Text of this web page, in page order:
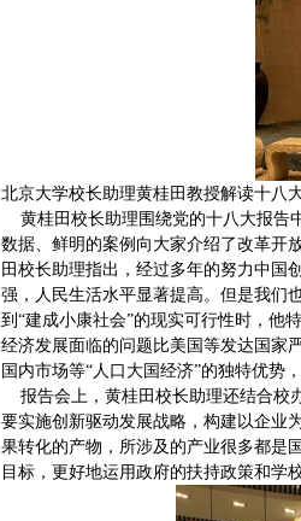
北京大学校长助理黄桂田教授解读十八
黄桂田校长助理围绕党的十八大报告
数据、鲜明的案例向大家介绍了改革开
田校长助理指出，经过多年的努力中国
强，人民生活水平显著提高。但是我们
到 “建成小康社会”的现实可行性时，他
经济发展面临的问题比美国等发达国家
国内市场等“人口大国经济”的独特优势
报告会上，黄桂田校长助理还结合校
要实施创新驱动发展战略，构建以企业
果转化的产物，所涉及的产业很多都是
目标，更好地运用政府的扶持政策和学